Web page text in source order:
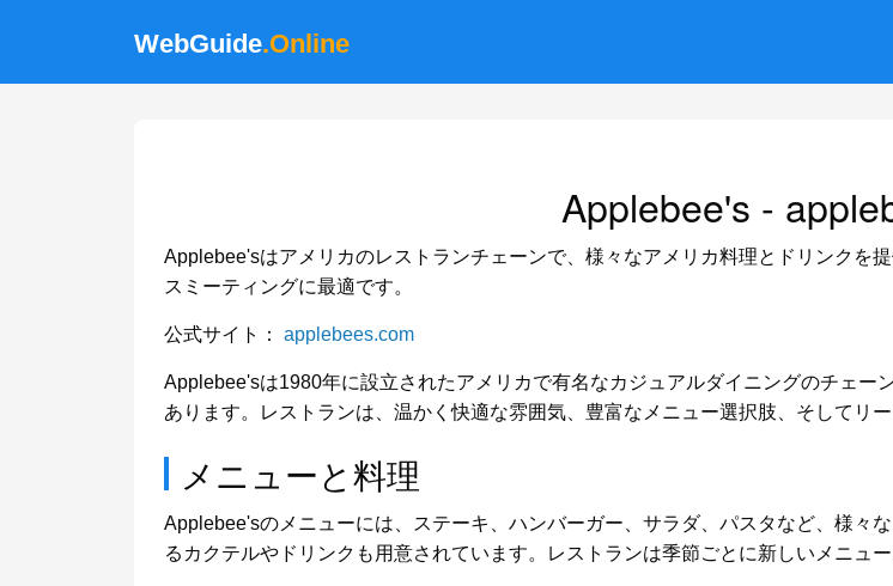
WebGuide.Online
Applebee's -
Applebee'sはアメリカのレストランチェーンで、様々なアメリカ料理とドリンクを
スミーティングに最適です。
公式サイト： applebees.com
Applebee'sは1980年に設立されたアメリカで有名なカジュアルダイニングのチェ
あります。レストランは、温かく快適な雰囲気、豊富なメニュー選択肢、そしてリ
メニューと料理
Applebee'sのメニューには、ステーキ、ハンバーガー、サラダ、パスタなど、様々
るカクテルやドリンクも用意されています。レストランは季節ごとに新しいメニュ